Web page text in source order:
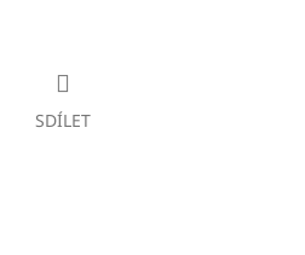
SDÍLET